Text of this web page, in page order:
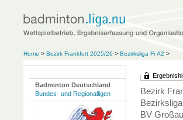
Home > Bezirk Frankfurt 2025/26 > Bezirksliga Fr A2 >
Badminton Deutschland
Bundes- und Regionalligen
Bezirk
BV